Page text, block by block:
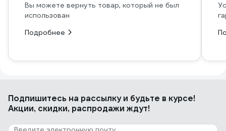
Вы можете вернуть товар, который не был
использован
Подробнее
Подпишитесь на рассылкуи будьте в курсе!
Акции, скидки, распродажи ждут!